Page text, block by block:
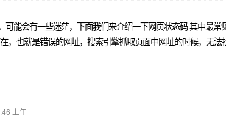
能会有一些迷茫，下面我们来介绍一下网页状态码 其中最
，也就是错误的网址，搜索引擎抓取页面中网址的时候，无
上午